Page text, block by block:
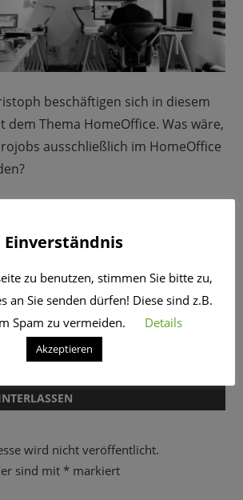
beschäftigen sich in diesem
dem Thema HomeOffice. Was wäre,
ausschließlich im HomeOffice
rechtliche Probleme und am Ende
NEW WORK
sollte man das machen?
Nächster
Beitrag:
Hinweis auf Repair-Café statt Müll
wird nicht veröffentlicht.
sind mit *markiert
Einverständnis
zu benutzen, stimmen Sie bitte zu,
an Sie senden dürfen! Diese sind z.B.
Spam zu vermeiden.
Details
Akzeptieren